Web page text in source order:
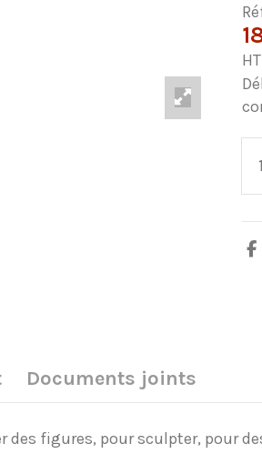
HT
Documents joints
figures, pour sculpter, pour